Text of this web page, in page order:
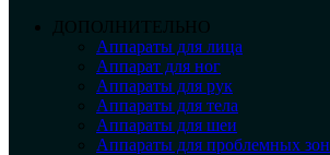
ДОПОЛНИТЕЛЬНО
Аппараты для лица
Аппарат для ног
Аппараты для рук
Аппараты для тела
Аппараты для шеи
Аппараты для проблемных зон